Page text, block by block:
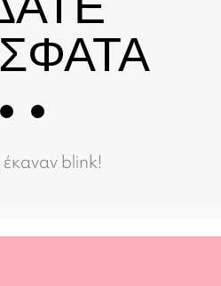
έκαναν blink!